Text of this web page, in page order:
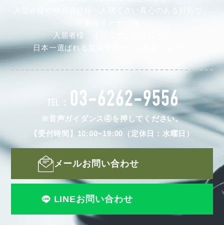
入居者様や仲介会社様へ人間くさい真心のある対応で、
入居者様、そして仲介会社様から
日本一選ばれる賃貸管理会社を目指します。
TEL： 03-6262-9556
※音声ガイダンス④を押してください。
【受付時間】10:00~19:00（定休日：水曜日）
メールお問い合わせ
LINEお問い合わせ